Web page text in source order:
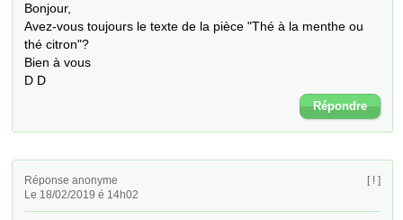
Bonjour,
Avez-vous toujours le texte de la pièce "Thé à la menthe ou
thé citron"?
Bien à vous
D D
Répondre
Réponse anonyme
Le 18/02/2019 é 14h02
[ ! ]